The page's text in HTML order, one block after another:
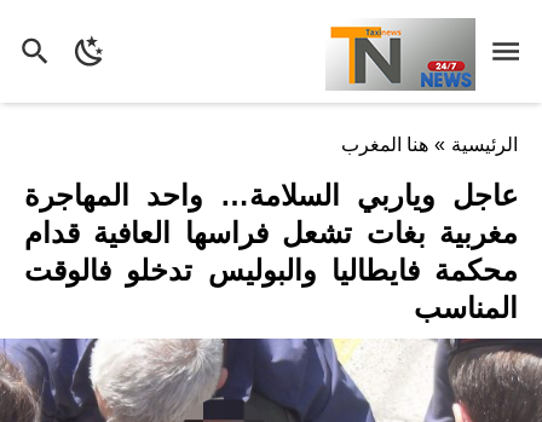
الرئيسية » هنا المغرب
عاجل وياربي السلامة… واحد المهاجرة
مغربية بغات تشعل فراسها العافية قدام
محكمة فايطاليا والبوليس تدخلو فالوقت
المناسب